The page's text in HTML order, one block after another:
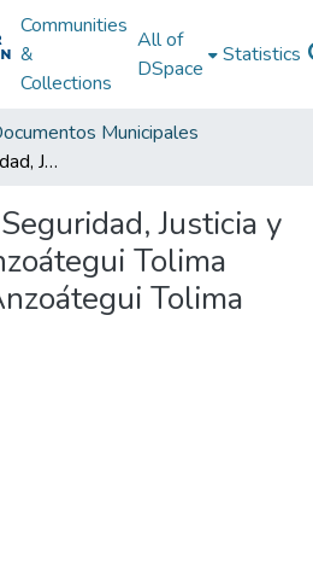
Communities
&
Collections
All of
DSpace
Statistics
Municipales
Plan de acción Seguridad, Justicia y Convivencia Anzoátegui Tolima 2013: PASJC Anzoátegui Tolima 2013
Justicia y
Tolima
Tolima